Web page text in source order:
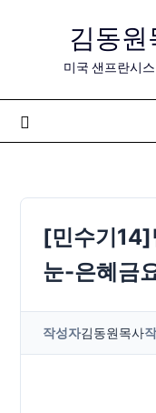
김동원
미국 샌프란시
[민수기14]
눈-은혜금
작성자김동원목사